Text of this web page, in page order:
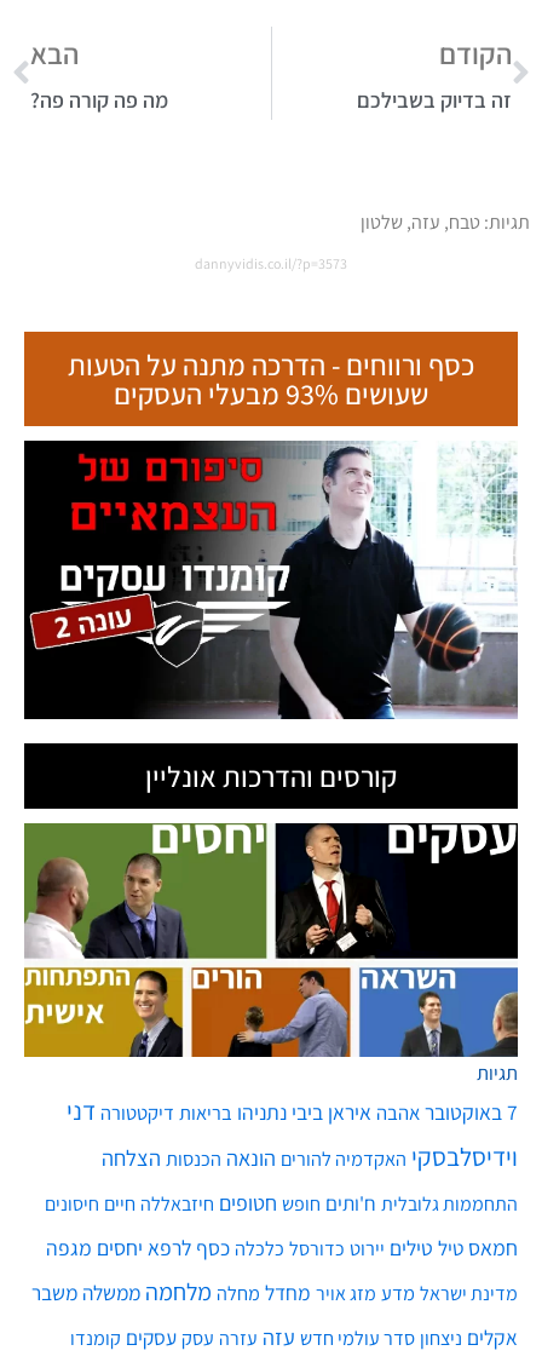
הקודם
זה בדיוק בשבילכם
הבא
מה פה קורה פה?
תגיות: טבח, עזה,שלטון
dannyvidis.co.il/?p=3573
כסף ורווחים - הדרכה מתנה על הטעות
שעושים 93% מבעלי העסקים
קורסים והדרכות אונליין
תגיות
7 באוקטובר אהבה איראן ביבי נתניהו בריאות דיקטטורה דני
וידיסלבסקי האקדמיה להורים הונאה הכנסות הצלחה
התחממות גלובלית ח'ותים חופש חטופים חיזבאללה חיים חיסונים
חמאס טיל טילים יירוט כדורסל כלכלה כסף לרפא יחסים מגפה
מדינת ישראל מדע מזג אויר מחדל מחלה מלחמה ממשלה משבר
אקלים ניצחון סדר עולמי חדש עזה עזרה עסק עסקים קומנדו